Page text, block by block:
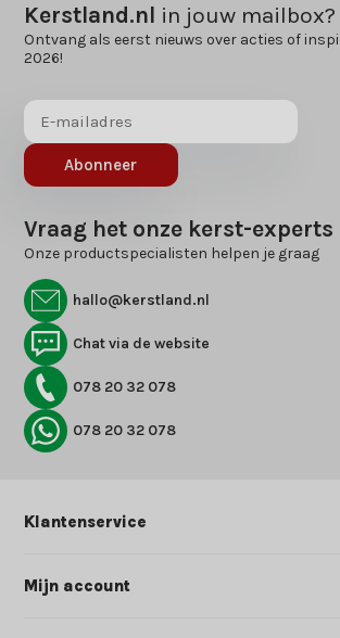
Kerstland.nl in jouw mailbox?
Ontvang als eerst nieuws over acties of
2026!
Abonneer
Vraag het onze kerst-experts
Onze productspecialisten helpen je graag
hallo@kerstland.nl
Chat via de website
078 20 32 078
078 20 32 078
Klantenservice
Mijn account